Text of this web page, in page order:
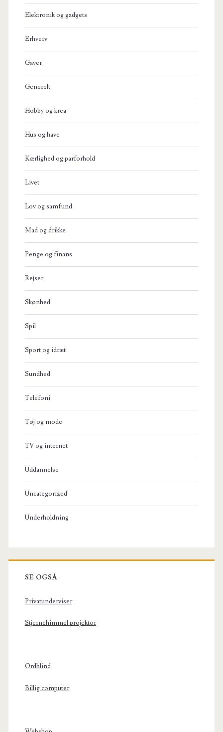
Elektronik og gadgets
Erhverv
Gaver
Generelt
Hobby og krea
Hus og have
Kærlighed og parforhold
Livet
Lov og samfund
Mad og drikke
Penge og finans
Rejser
Skønhed
Spil
Sport og idræt
Sundhed
Telefoni
Tøj og mode
TV og internet
Uddannelse
Uncategorized
Underholdning
SE OGSÅ
Privatunderviser
Stjernehimmel projektor
Ordblind
Billig computer